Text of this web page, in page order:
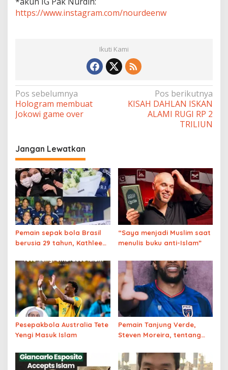
https://www.instagram.com/nourdeenw
Ikuti Kami
Navigasi
pos
Pos sebelumnya
Hologram membuat
Jokowi game over
Pos berikutnya
KISAH DAHLAN ISKAN
ALAMI RUGI RP 2
TRILIUN
Jangan Lewatkan
Pemain sepak bola Brasil
berusia 29 tahun, Kathleen
Umroh
“Saya menjadi Muslim saat
menulis buku anti-Islam”
Pesepakbola Australia Tete
Yengi Masuk Islam
Pemain Tanjung Verde,
Steven Moreira, tentang
seorang Muslim